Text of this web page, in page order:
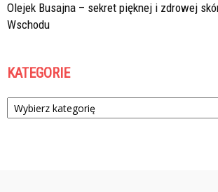
Olejek Busajna – sekret pięknej i zdrowej
Wschodu
KATEGORIE
Kategorie